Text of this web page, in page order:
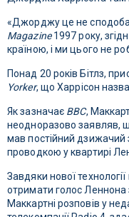
«Джорджу це не
Magazine1997 року,
країною, і ми цього не
Понад 20 років Бітлз,
Yorker, що Харрісон
Як зазначає BBC,
неодноразово заявляв,
мав постійний дзижачий
проводкою у квартирі
Завдяки нової
отримати голос Леннона
Маккартні розповів у